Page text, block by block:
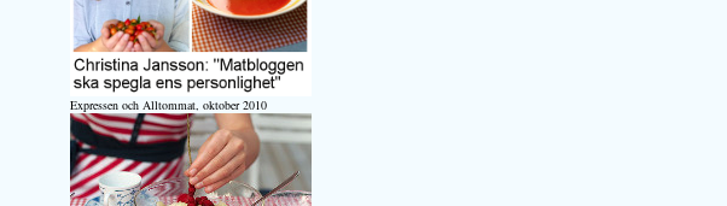
Expressen och Alltommat, oktober 2010